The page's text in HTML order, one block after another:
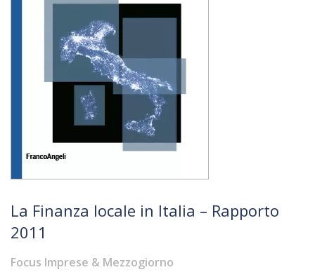
La Finanza locale in Italia – Rapporto
2011
Focus Imprese & Mezzogiorno